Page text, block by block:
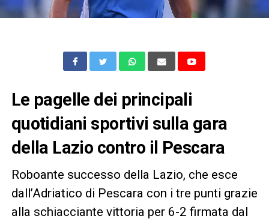
Le pagelle dei principali
quotidiani sportivi sulla gara
della Lazio contro il Pescara
Roboante successo della Lazio, che esce
dall’Adriatico di Pescara con i tre punti grazie
alla schiacciante vittoria per 6-2 firmata dal